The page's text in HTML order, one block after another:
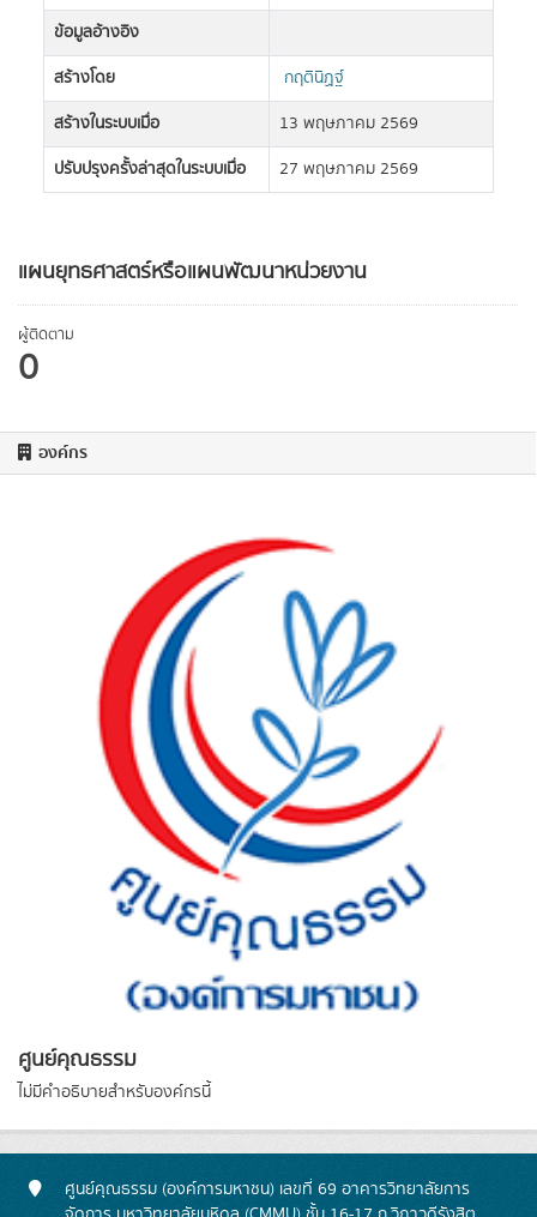
แผนยุทธศาสตร์หรือแผนพัฒนาหน่วยงาน
ผู้ติดตาม
0
องค์กร
ศูนย์คุณธรรม
ไม่มีคำอธิบายสำหรับองค์กรนี้
ข้อมูลอ้างอิง
สร้างโดย
กฤตินิฏฐ์
สร้างในระบบเมื่อ
13 พฤษภาคม 2569
ปรับปรุงครั้งล่าสุดในระบบเมื่อ
27 พฤษภาคม 2569
ศูนย์คุณธรรม (องค์การมหาชน) เลขที่ 69 อาคารวิทยาลัยการ